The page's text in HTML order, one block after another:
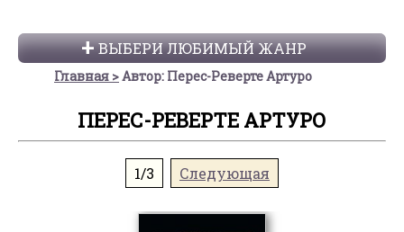
ВЫБЕРИ ЛЮБИМЫЙ ЖАНР
Главная Автор: Перес-Реверте Артуро
ПЕРЕС-РЕВЕРТЕ АРТУРО
1/3 Следующая